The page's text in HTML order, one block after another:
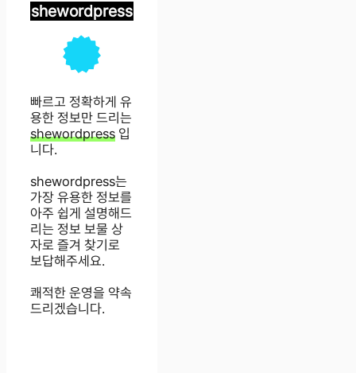
shewordpress
빠르고 정확하게 유
용한 정보만 드리는
shewordpress 입
니다.
shewordpress는
가장 유용한 정보를
아주 쉽게 설명해드
리는 정보 보물 상
자로 즐겨 찾기로
보답해주세요.
쾌적한 운영을 약속
드리겠습니다.